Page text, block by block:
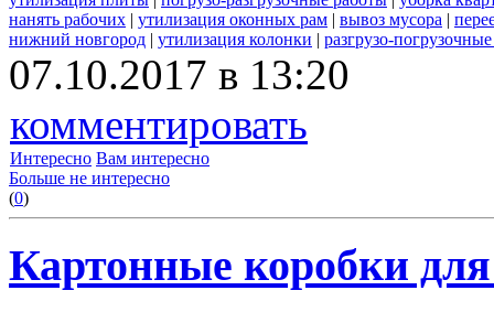
нанять рабочих | утилизация оконных рам | вывоз мусора |
нижний новгород | утилизация колонки | разгрузо-
07.10.2017 в 13:20
комментировать
Интересно Вам интересно
Больше не интересно
(0)
Картонные коробки для